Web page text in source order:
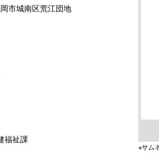
市城南区荒江団地
福祉課
※サム